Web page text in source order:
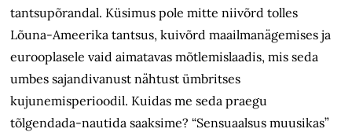
tantsupõrandal. Küsimus pole mitte niivõrd tolles
Lõuna-Ameerika tantsus, kuivõrd maailmanägemises ja
eurooplasele vaid aimatavas mõtlemislaadis, mis seda
umbes sajandivanust nähtust ümbritses
kujunemisperioodil. Kuidas me seda praegu
tõlgendada-nautida saaksime? “Sensuaalsus muusikas”